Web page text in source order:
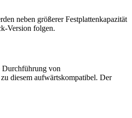
neben größerer Festplattenkapazität
Version folgen.
Durchführung von
diesem aufwärtskompatibel. Der